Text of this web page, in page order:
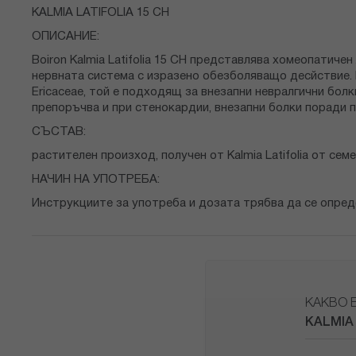
KALMIA LATIFOLIA 15 CH
ОПИСАНИЕ:
Boiron Kalmia Latifolia 15 CH представлява
нервната система с изразено обезболяващо
Еricaceaе, той е подходящ за внезапни невралгични
препоръчва и при стенокардии, внезапни болки
СЪСТАВ:
растителен произход, получен от Kalmia Latifolia от
НАЧИН НА УПОТРЕБА:
Инструкциите за употреба и дозата трябва да се
КАКВО